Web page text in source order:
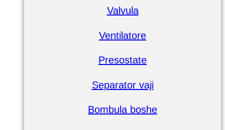
Valvula
Ventilatore
Presostate
Separator vaji
Bombula boshe